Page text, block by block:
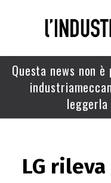
Questa news non
LG